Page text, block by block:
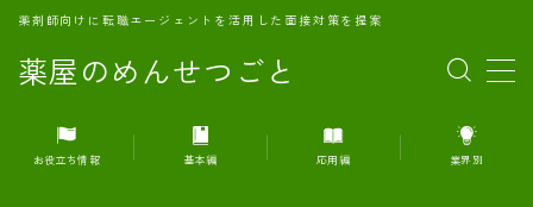
薬屋のめんせつごと
薬剤師向けに転職エージェントを活用した面接対策を提案
MENU
1.転職エージェントとは何か？
お役立ち情報 基本編 応用編 業界別